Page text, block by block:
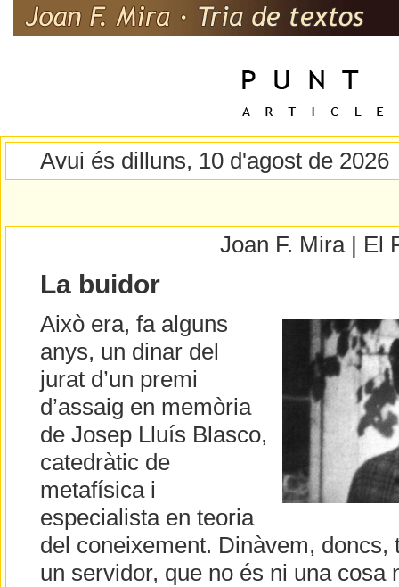
Avui és dilluns, 10 d'agost de 2026
Joan F. Mira |
La buidor
Això era, fa alguns
anys, un dinar del
jurat d’un premi
d’assaig en memòria
de Josep Lluís Blasco,
catedràtic de
metafísica i
especialista en teoria
del coneixement. Dinàvem,
un servidor, que no és ni una cosa